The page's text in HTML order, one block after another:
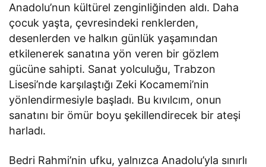
Anadolu’nun kültürel zenginliğinden aldı. Daha
çocuk yaşta, çevresindeki renklerden,
desenlerden ve halkın günlük yaşamından
etkilenerek sanatına yön veren bir gözlem
gücüne sahipti. Sanat yolculuğu, Trabzon
Lisesi’nde karşılaştığı Zeki Kocamemi’nin
yönlendirmesiyle başladı. Bu kıvılcım, onun
sanatını bir ömür boyu şekillendirecek bir ateşi
harladı.
Bedri Rahmi’nin ufku, yalnızca Anadolu’yla sınırlı